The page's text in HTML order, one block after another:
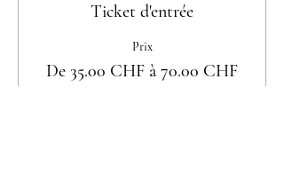
Ticket d'entrée
Prix
De 35.00 CHF à 70.00 CHF